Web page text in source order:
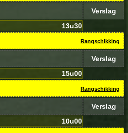
Verslag
13u30
Rangschikking
Verslag
15u00
Rangschikking
Verslag
10u00